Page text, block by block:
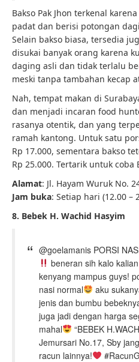
Bakso Pak Jhon terkenal
padat dan berisi potongan
Selain bakso biasa, tersedia
disukai banyak orang karena
daging asli dan tidak terlalu
meski tanpa tambahan kecap
Nah, tempat makan di
dan menjadi incaran food
rasanya otentik, dan yang
ramah kantong. Untuk satu
Rp 17.000, sementara bakso
Rp 25.000. Tertarik untuk coba
Alamat: Jl. Hayam Wuruk No.
Jam buka: Setiap hari (12.00 –
8. Bebek H. Wachid Hasyim
@goelamanis PORSI
beneran sih kalo
kenyang mampus guys!
nasi normal
aku
jenis dan bumbu
juga jadi dengan harga
mahal
“BEBEK
Jemursari No.17, Sby
racun lainnya!